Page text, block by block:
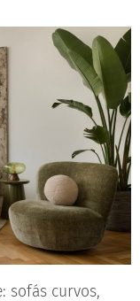
sofás curvos,